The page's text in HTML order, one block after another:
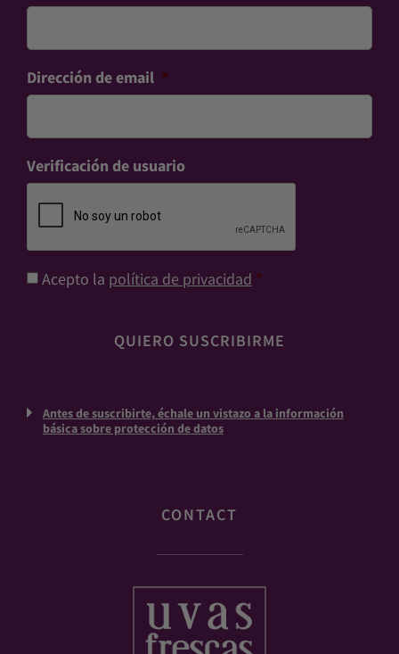
Dirección de email *
Verificación de usuario
Consentimiento *
Acepto la política de privacidad *
Antes de suscribirte, échale un vistazo a la información
básica sobre protección de datos
CONTACT